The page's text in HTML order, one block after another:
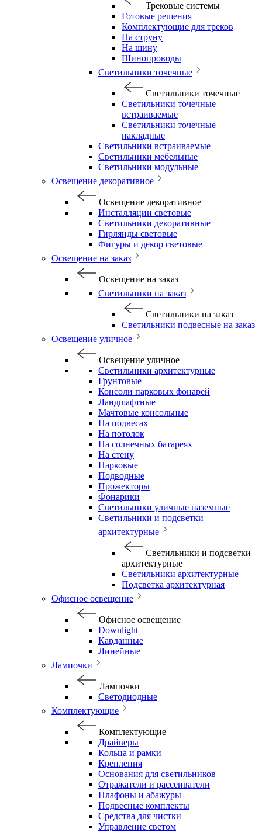
Трековые системы
Готовые решения
Комплектующие для треков
На струну
На шину
Шинопроводы
Светильники точечные
Светильники точечные
Светильники точечные
встраиваемые
Светильники точечные
накладные
Светильники встраиваемые
Светильники мебельные
Светильники модульные
Освещение декоративное
Освещение декоративное
Инсталляции световые
Светильники декоративные
Гирлянды световые
Фигуры и декор световые
Освещение на заказ
Освещение на заказ
Светильники на заказ
Светильники на заказ
Светильники подвесные на заказ
Освещение уличное
Освещение уличное
Светильники архитектурные
Грунтовые
Консоли парковых фонарей
Ландшафтные
Мачтовые консольные
На подвесах
На потолок
На солнечных батареях
На стену
Парковые
Подводные
Прожекторы
Фонарики
Светильники уличные наземные
Светильники и подсветки
архитектурные
Светильники и подсветки
архитектурные
Светильники архитектурные
Подсветка архитектурная
Офисное освещение
Офисное освещение
Downlight
Карданные
Линейные
Лампочки
Лампочки
Светодиодные
Комплектующие
Комплектующие
Драйверы
Кольца и рамки
Крепления
Основания для светильников
Отражатели и рассеиватели
Плафоны и абажуры
Подвесные комплекты
Средства для чистки
Управление светом